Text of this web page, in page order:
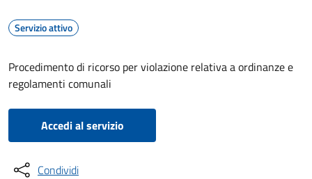
Servizio attivo
Procedimento di ricorso per violazione relativa a ordinanze e
regolamenti comunali
Accedi al servizio
Condividi